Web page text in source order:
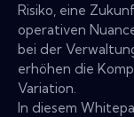
Risiko, eine
operativen
bei der
erhöhen die
Variation.
In diesem